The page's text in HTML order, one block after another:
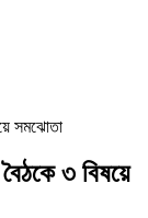
সমঝোতা
৩ বিষয়ে